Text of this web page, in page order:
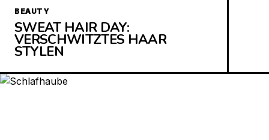
BEAUTY
SWEAT HAIR DAY:
VERSCHWITZTES HAAR
STYLEN